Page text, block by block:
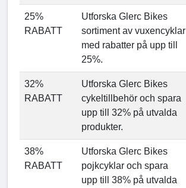
25%
RABATT
Utforska Glerc Bikes
sortiment av vuxencyklar
med rabatter på upp till
25%.
32%
RABATT
Utforska Glerc Bikes
cykeltillbehör och spara
upp till 32% på utvalda
produkter.
38%
RABATT
Utforska Glerc Bikes
pojkcyklar och spara
upp till 38% på utvalda